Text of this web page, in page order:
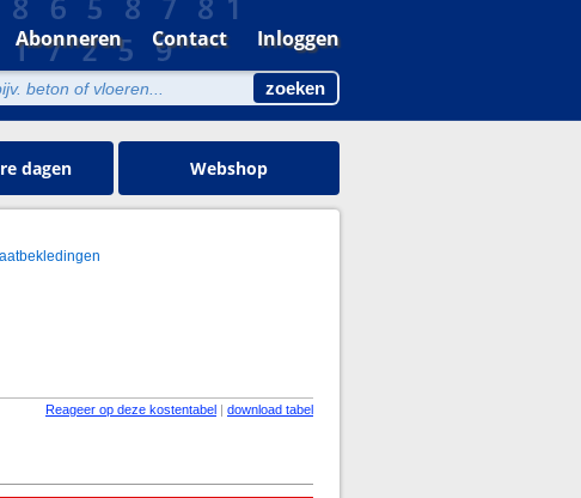
Abonneren Contact Inloggen
dagen Webshop
Reageer op deze kostentabel | download tabel